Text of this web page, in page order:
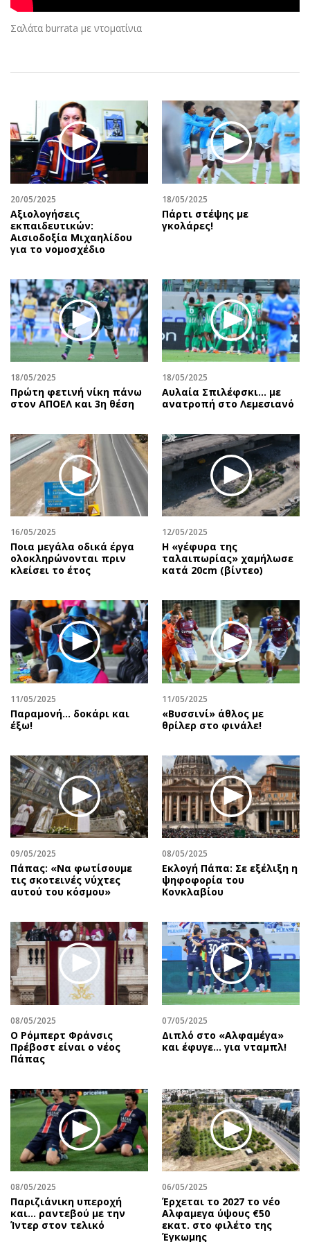
Αθλητισμός
Κύπρος
Διεθνή
Οικονομική
Οικονομία
Real Estate
Επιχειρήσεις
Αγορές
Money Review
AstroBank Properties
Trends
Ναυτιλία
Περιβάλλον
Ελλάδα
Κόσμος
Παράξενα
Πολιτισμός
Θέατρο-Χορός
Μουσική
Εικαστικά
Βιβλίο
Χειρόγραφα
Geek
Social
Αφιερώματα
Πολιτική
Οικονομία
Γενικά
Αναδρομές
Πρόσωπα
Περιβάλλον
Showbiz
Ταξίδια
Συνταγές
Έξοδος
Media
Εκπομπές
Podcasts
Uncut
Προσφορές
Προσωπικότητες στην ''Κ''
Επιστολές
Σαλάτα burrata με ντοματίνια
20/05/2025
Αξιολογήσεις
εκπαιδευτικών:
Αισιοδοξία Μιχαηλίδου
για το νομοσχέδιο
18/05/2025
Πάρτι στέψης με
γκολάρες!
18/05/2025
Πρώτη φετινή νίκη πάνω
στον ΑΠΟΕΛ και 3η θέση
18/05/2025
Αυλαία Σπιλέφσκι... με
ανατροπή στο Λεμεσιανό
16/05/2025
Ποια μεγάλα οδικά έργα
ολοκληρώνονται πριν
κλείσει το έτος
12/05/2025
H «γέφυρα της
ταλαιπωρίας» χαμήλωσε
κατά 20cm (βίντεο)
11/05/2025
Παραμονή… δοκάρι και
έξω!
11/05/2025
«Βυσσινί» άθλος με
θρίλερ στο φινάλε!
09/05/2025
Πάπας: «Να φωτίσουμε
τις σκοτεινές νύχτες
αυτού του κόσμου»
08/05/2025
Εκλογή Πάπα: Σε εξέλιξη η
ψηφοφορία του
Κονκλαβίου
08/05/2025
Ο Ρόμπερτ Φράνσις
Πρέβοστ είναι ο νέος
Πάπας
07/05/2025
Διπλό στο «Αλφαμέγα»
και έφυγε… για νταμπλ!
08/05/2025
Παριζιάνικη υπεροχή
και... ραντεβού με την
Ίντερ στον τελικό
06/05/2025
Έρχεται το 2027 το νέο
Aλφαμεγα ύψους €50
εκατ. στο φιλέτο της
Έγκωμης